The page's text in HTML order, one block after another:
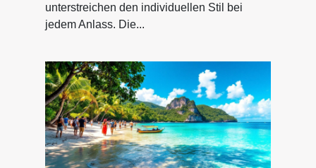
unterstreichen den individuellen Stil bei
jedem Anlass. Die...